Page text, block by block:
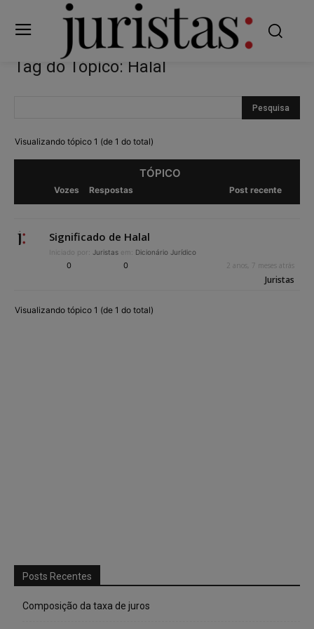
Tag do Tópico: Halal
Visualizando tópico 1 (de 1 do total)
TÓPICO
Vozes Respostas Post recente
Significado de Halal
Iniciado por: Juristas em: Dicionário Jurídico
0 0 2 anos, 7 meses atrás
Juristas
Visualizando tópico 1 (de 1 do total)
Posts Recentes
Composição da taxa de juros